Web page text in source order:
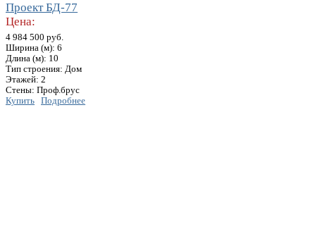
Проект БД-77
Цена:
4 984 500 руб.
Ширина (м): 6
Длина (м): 10
Тип строения: Дом
Этажей: 2
Стены: Проф.брус
Купить
Подробнее